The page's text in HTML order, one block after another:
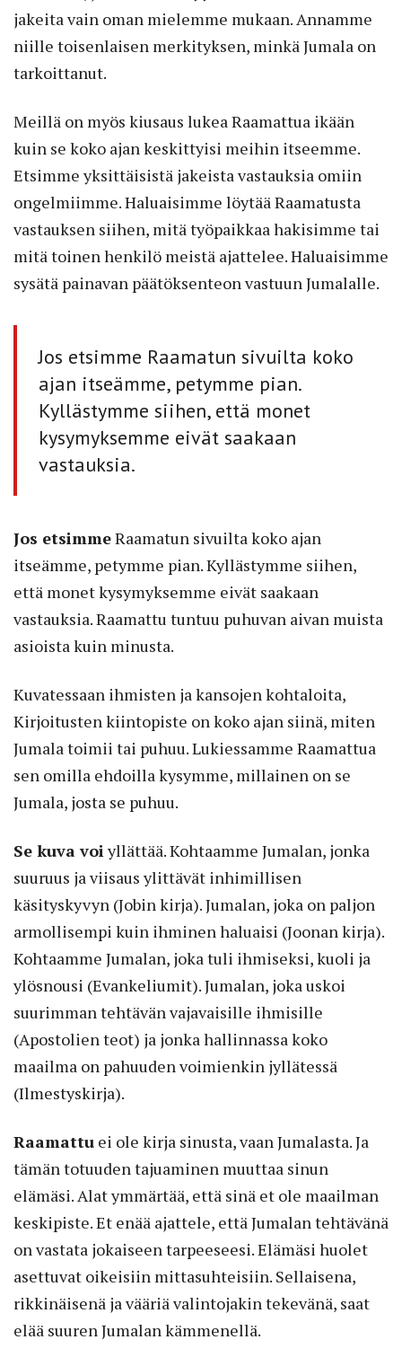
jakeita vain oman mielemme mukaan. Annamme
niille toisenlaisen merkityksen, minkä Jumala on
tarkoittanut.
Meillä on myös kiusaus lukea Raamattua ikään
kuin se koko ajan keskittyisi meihin itseemme.
Etsimme yksittäisistä jakeista vastauksia omiin
ongelmiimme. Haluaisimme löytää Raamatusta
vastauksen siihen, mitä työpaikkaa hakisimme tai
mitä toinen henkilö meistä ajattelee. Haluaisimme
sysätä painavan päätöksenteon vastuun Jumalalle.
Jos etsimme ­Raamatun sivuilta koko
ajan itseäm­me, petymme pian.
Kyllästymme siihen, että monet
kysymyksemme eivät saakaan
vastauksia.
Jos etsimmeRaamatun sivuilta koko ajan
itseämme, petymme pian. Kyllästymme siihen,
että monet kysymyksemme eivät saakaan
vastauksia. Raamattu tuntuu puhuvan aivan muista
asioista kuin minusta.
Kuvatessaan ihmisten ja kansojen kohtaloita,
Kirjoitusten kiintopiste on koko ajan siinä, miten
Jumala toimii tai puhuu. Lukiessamme Raamattua
sen omilla ehdoilla kysymme, millainen on se
Jumala, josta se puhuu.
Se kuva voi yllättää. Kohtaamme Jumalan, jonka
suuruus ja viisaus ylittävät inhimillisen
käsityskyvyn (Jobin kirja). Jumalan, joka on paljon
armollisempi kuin ihminen haluaisi (Joonan kirja).
Kohtaamme Jumalan, joka tuli ihmiseksi, kuoli ja
ylösnousi (Evankeliumit). Jumalan, joka uskoi
suurimman tehtävän vajavaisille ihmisille
(Apostolien teot) ja jonka hallinnassa koko
maailma on pahuuden voimienkin jyllätessä
(Ilmestyskirja).
Raamattu ei ole kirja sinusta, vaan Jumalasta. Ja
tämän totuuden tajuaminen muuttaa sinun
elämäsi. Alat ymmärtää, että sinä et ole maailman
keskipiste. Et enää ajattele, että Jumalan tehtävänä
on vastata jokaiseen tarpeeseesi. Elämäsi huolet
asettuvat oikeisiin mittasuhteisiin. Sellaisena,
rikkinäisenä ja vääriä valintojakin tekevänä, saat
elää suuren Jumalan kämmenellä.